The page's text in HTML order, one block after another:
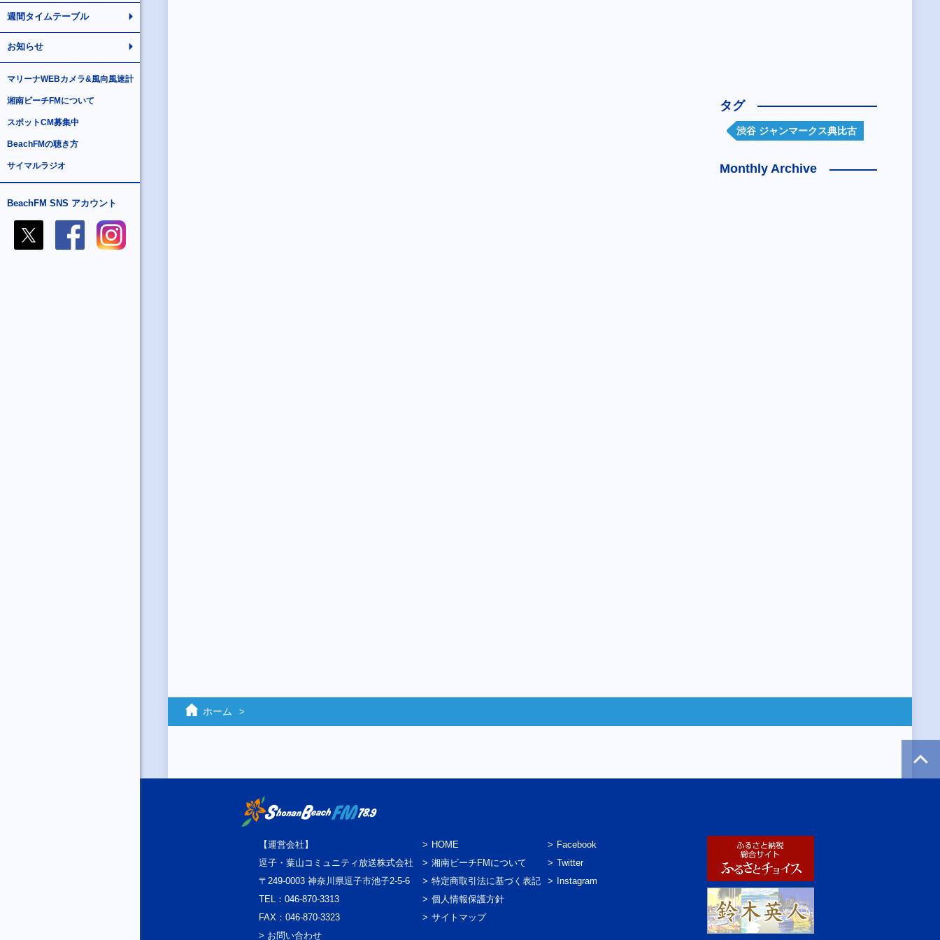
週間タイムテーブル
お知らせ
マリーナWEBカメラ&風向風速計
湘南ビーチFMについて
スポットCM募集中
BeachFMの聴き方
サイマルラジオ
BeachFM SNS アカウント
タグ
渋谷 ジャンマークス典比古
Monthly Archive
ホーム
【運営会社】
逗子・葉山コミュニティ放送株式会社
〒249-0003 神奈川県逗子市池子2-5-6
TEL：046-870-3313
FAX：046-870-3323
> お問い合わせ
HOME
湘南ビーチFMについて
特定商取引法に基づく表記
個人情報保護方針
サイトマップ
Facebook
Twitter
Instagram